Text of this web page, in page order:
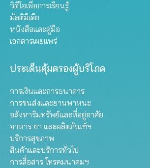
วิดีโอเพื่อการเรียนรู้
มัลติมีเดีย
หนังสือและคู่มือ
เอกสารเผยแพร่
ประเด็นคุ้มครองผู้บริโภค
การเงินและการธนาคาร
การขนส่งและยานพาหนะ
อสังหาริมทรัพย์และที่อยู่อาศัย
อาหาร ยา และผลิตภัณฑ์ฯ
บริการสุขภาพ
สินค้าและบริการทั่วไป
การสื่อสาร โทรคมนาคมฯ